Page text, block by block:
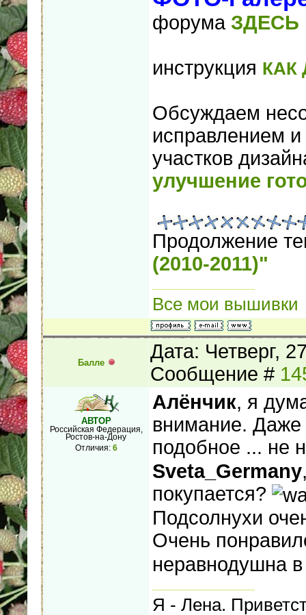
форума ЗДЕСЬ
инструкция КАК
Обсуждаем
исправлением
участков
улучшение
Продолжение
(2010-2011)"
Все мои вышивки
Балле
Дата: Четверг,
Сообщение #
АВТОР
Российская Федерация,
Ростов-на-Дону
Отличия: 6
Алёнчик, я
внимание. Даже
подобное ... не
Sveta_Germany
покупается?
Подсолнухи
Очень
неравнодушна
Я - Лена.